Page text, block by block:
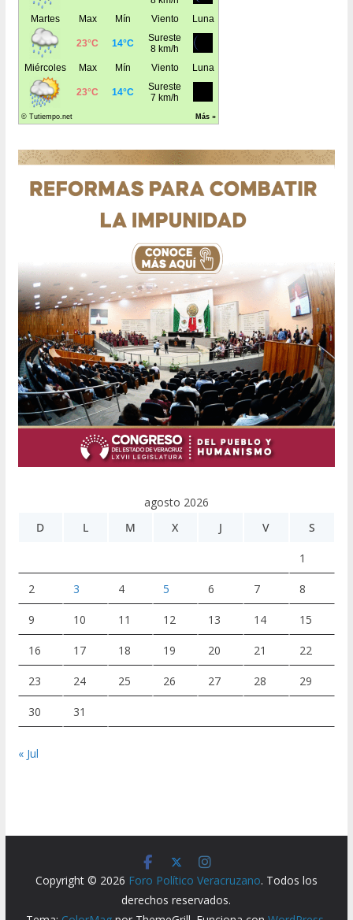
agosto 2026
D
L M X J V S
1
2 3 4 5 6 7 8
9 10 11 12 13 14 15
16 17 18 19 20 21 22
23 24 25 26 27 28 29
30 31
« Jul
Copyright © 2026 Foro Político Veracruzano. Todos los
derechos reservados.